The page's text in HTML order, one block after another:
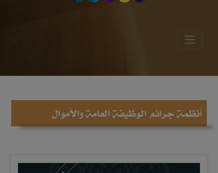
أنظمة جرائم الوظيفة العامة والأموال